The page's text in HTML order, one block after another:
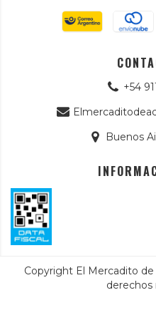
+54
Buenos
Copyright El Mercadito de
derechos